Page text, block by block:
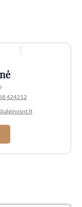
424212